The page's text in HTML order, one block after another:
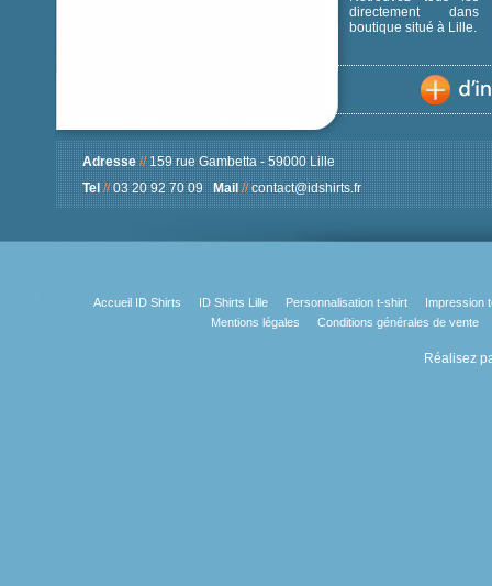
directement
boutique situé à Lille.
Adresse//159 rue Gambetta - 59000 Lille
Tel//03 20 92 70 09Mail// contact@idshirts.fr
Accueil ID Shirts ID Shirts Lille Personnalisation t-shirt
Impression
Mentions légales
Conditions générales de vente
Réalisez